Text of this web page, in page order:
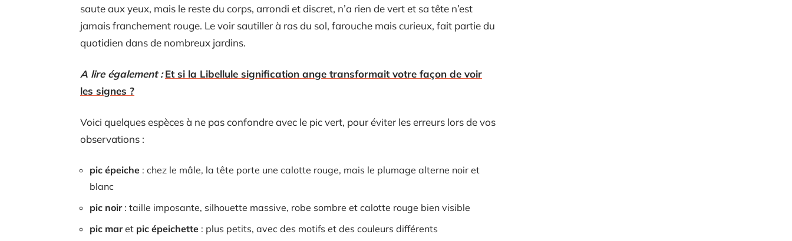
saute aux yeux, mais le reste du corps, arrondi et discret, n’a rien de vert et sa tête n’est
jamais franchement rouge. Le voir sautiller à ras du sol, farouche mais curieux, fait partie du
quotidien dans de nombreux jardins.
A lire également : Et si la Libellule signification ange transformait votre façon de voir
les signes ?
Voici quelques espèces à ne pas confondre avec le pic vert, pour éviter les erreurs lors de vos
observations :
pic épeiche : chez le mâle, la tête porte une calotte rouge, mais le plumage alterne noir et
blanc
pic noir: taille imposante, silhouette massive, robe sombre et calotte rouge bien visible
pic maret pic épeichette : plus petits, avec des motifs et des couleurs différents